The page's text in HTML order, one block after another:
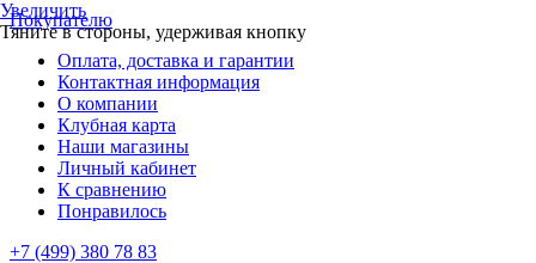
Покупателю
Оплата, доставка и гарантии
Контактная информация
О компании
Клубная карта
Наши магазины
Личный кабинет
К сравнению
Понравилось
+7 (499) 380 78 83
Увеличить
Тяните в стороны, удерживая кнопку